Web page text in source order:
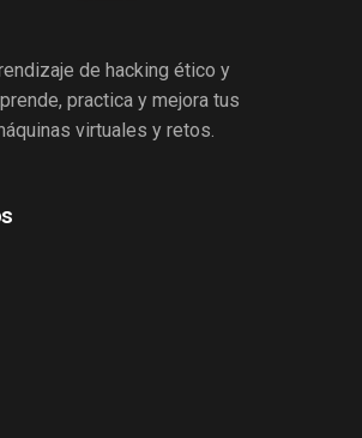
de hacking ético y
practica y mejora tus
virtuales y retos.